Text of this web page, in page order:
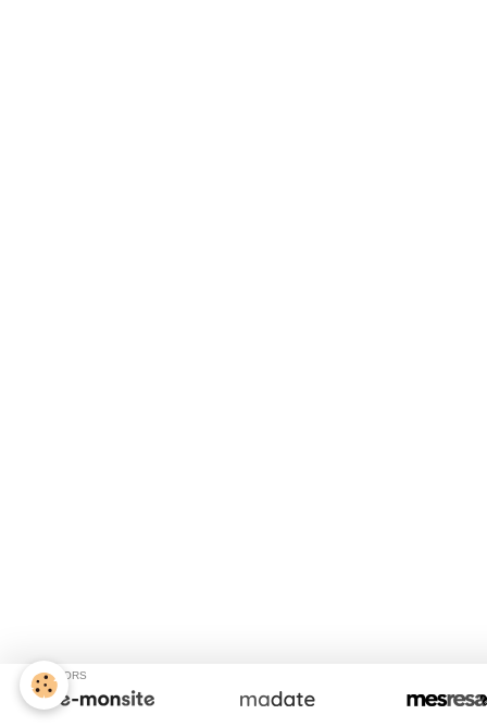
SPONSORS